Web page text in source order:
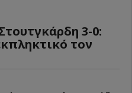
3-0:
τον